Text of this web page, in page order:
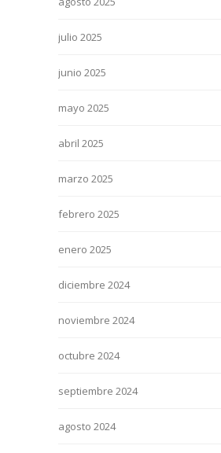
julio 2025
junio 2025
mayo 2025
abril 2025
marzo 2025
febrero 2025
enero 2025
diciembre 2024
noviembre 2024
octubre 2024
septiembre 2024
agosto 2024